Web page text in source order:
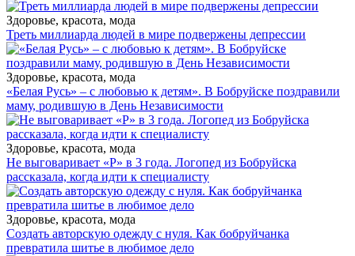
Здоровье, красота, мода
Треть миллиарда людей в мире подвержены депрессии
Здоровье, красота, мода
«Белая Русь» – с любовью к детям». В Бобруйске поздравили
маму, родившую в День Независимости
Здоровье, красота, мода
Не выговаривает «Р» в 3 года. Логопед из Бобруйска
рассказала, когда идти к специалисту
Здоровье, красота, мода
Создать авторскую одежду с нуля. Как бобруйчанка
превратила шитье в любимое дело